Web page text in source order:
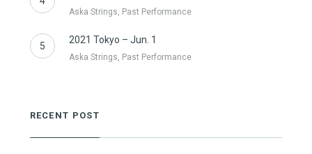
Aska Strings, Past Performance
5
2021 Tokyo – Jun. 1
Aska Strings, Past Performance
RECENT POST